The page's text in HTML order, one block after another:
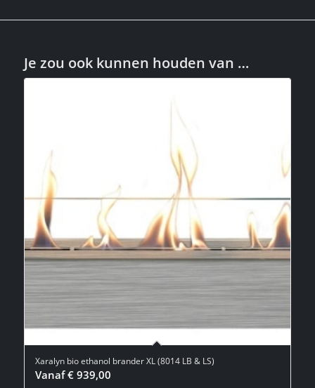
Je zou ook kunnen houden van …
Xaralyn bio ethanol brander XL (8014 LB & LS)
Vanaf€ 939,00